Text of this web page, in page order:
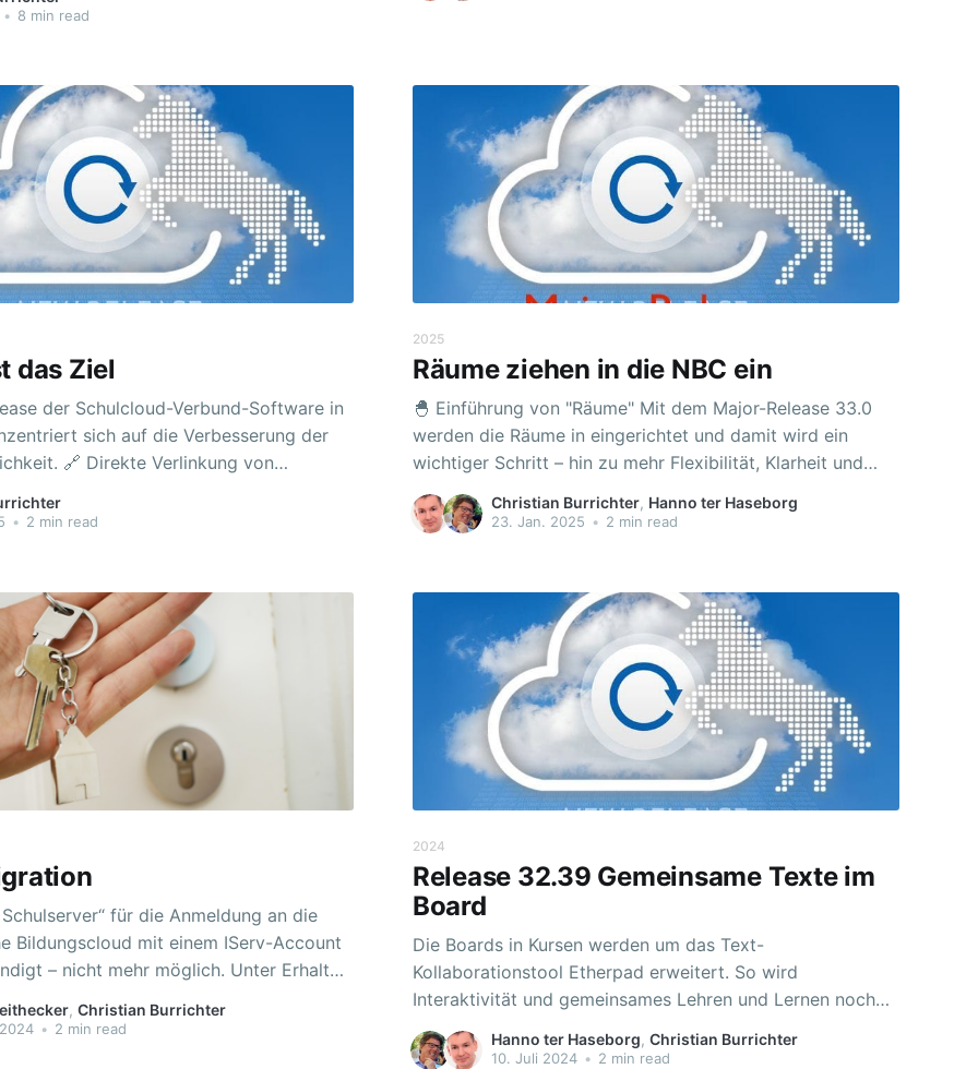
und verbesserter Benutzerfreundlichkeit
• 8 min read
das Ziel
der Schulcloud-Verbund-Software in
sich auf die Verbesserung der
von
über einen Link aufgerufen werden.
• 2 min read
2025
Räume ziehen in die NBC ein
🐣 Einführung von "Räume" Mit dem Major-Release 33.0
werden die Räume in eingerichtet und damit wird ein
wichtiger Schritt – hin zu mehr Flexibilität, Klarheit und
Möglichkeiten für die schulübergreifende Zusammenarbeit
vollzogen. Die bisherigen Arbeitsbereiche: Kurse für
Raumkonzepts der
Christian Burrichter, Hanno ter Haseborg
23. Jan. 2025 • 2 min read
für die Anmeldung an die
Bildungscloud mit einem IServ-Account
nicht mehr möglich. Unter Erhalt
ist eine Migration noch möglich! Das
Weiterarbeit in
, Christian Burrichter
• 2 min read
2024
Release 32.39 Gemeinsame Texte im
Board
Die Boards in Kursen werden um das Text-
Kollaborationstool Etherpad erweitert. So wird
Interaktivität und gemeinsames Lehren und Lernen noch
einfacher. Das Etherpad wird auf dem Board einfach als
Teil einer Karte hinzugefügt und bietet viele Chancen für
Hanno ter Haseborg, Christian Burrichter
10. Juli 2024 • 2 min read